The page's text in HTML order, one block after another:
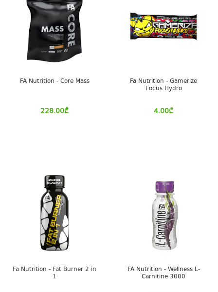
FA Nutrition - Core Mass
228.00₾
Fa Nutrition - Gamerize
Focus Hydro
4.00₾
Fa Nutrition - Fat Burner 2 in
1
FA Nutrition - Wellness L-
Carnitine 3000